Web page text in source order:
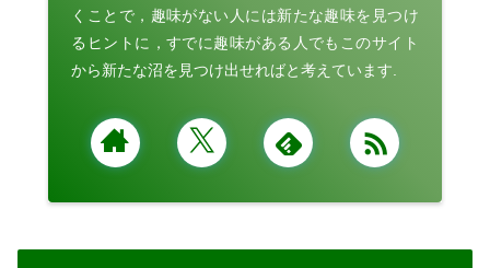
くことで，趣味がない人には新たな趣味を見つけ
るヒントに，すでに趣味がある人でもこのサイト
から新たな沼を見つけ出せればと考えています.